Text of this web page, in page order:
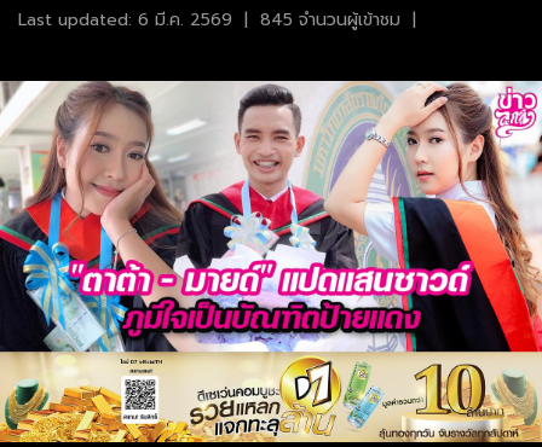
Last updated: 6 มี.ค. 2569 | 845 จำนวนผู้เข้าชม |